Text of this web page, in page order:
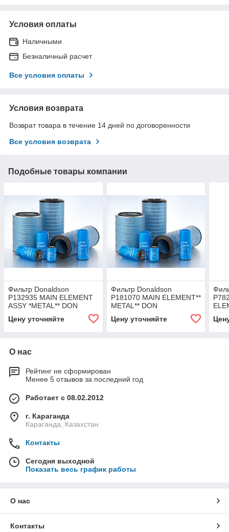
Условия оплаты
Наличными
Безналичный расчет
Все условия оплаты
Условия возврата
Возврат товара в течение 14 дней по договоренности
Все условия возврата
Подобные товары компании
Фильтр Donaldson
P132935 MAIN ELEMENT
ASSY *METAL** DON
Цену уточняйте
Фильтр Donaldson
P181070 MAIN ELEMENT**
METAL** DON
Цену уточняйте
О нас
Рейтинг не сформирован
Менее 5 отзывов за последний год
Работает с 08.02.2012
г. Караганда
Караганда, Казахстан
Контакты
Сегодня выходной
Показать весь график работы
О нас
Контакты